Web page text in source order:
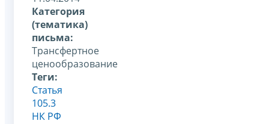
Категория
(тематика)
письма:
Трансфертное
ценообразование
Теги:
Статья
105.3
НК РФ